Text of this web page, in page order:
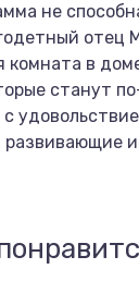
не
отец
в
станут
с